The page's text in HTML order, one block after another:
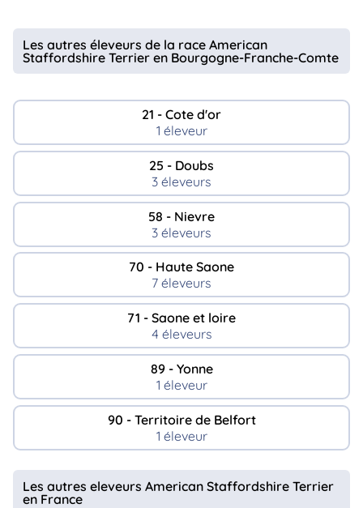
Les autres éleveurs de la race American
Staffordshire Terrier en Bourgogne-Franche-Comte
21 - Cote d'or
1 éleveur
25 - Doubs
3 éleveurs
58 - Nievre
3 éleveurs
70 - Haute Saone
7 éleveurs
71 - Saone et loire
4 éleveurs
89 - Yonne
1 éleveur
90 - Territoire de Belfort
1 éleveur
Les autres eleveurs American Staffordshire Terrier
en France